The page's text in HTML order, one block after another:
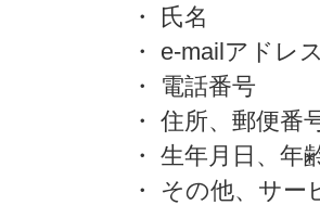
・ 氏名
・ e-mailアドレ
・ 電話番号
・ 住所、郵便番
・ 生年月日、年
・ その他、サ